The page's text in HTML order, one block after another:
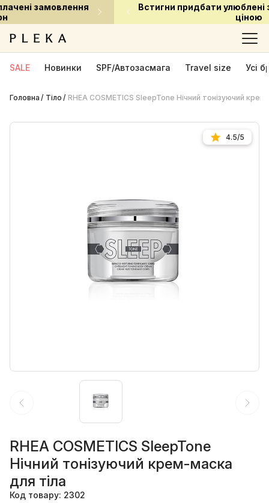
Встигни придбати улюблені засоби за приємною
ціною
SALE Новинки SPF/Автозасмага Travel size Усі
Головна Тіло RHEA COSMETICS SleepTone Нічний тонізуючий
4.5/5
RHEA COSMETICS SleepTone
Нічний тонізуючий крем-маска
для тіла
Код товару: 2302